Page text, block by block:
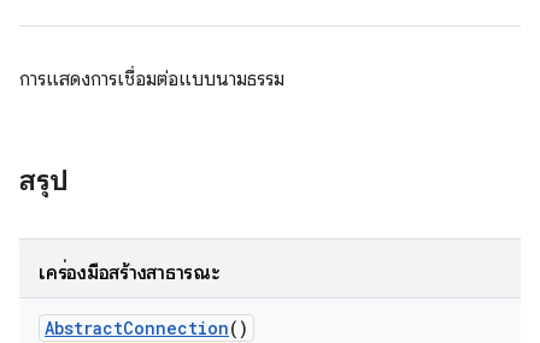
การแสดงการเชื่อมต่อแบบนามธรรม
สรุป
เครื่องมือสร้างสาธารณะ
AbstractConnection()